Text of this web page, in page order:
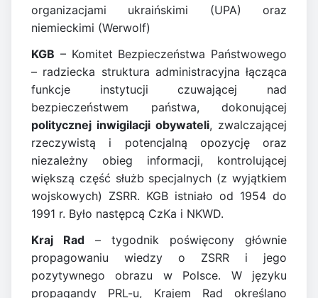
organizacjami ukraińskimi (UPA) oraz
niemieckimi (Werwolf)
KGB – Komitet Bezpieczeństwa Państwowego
– radziecka struktura administracyjna łącząca
funkcje instytucji czuwającej nad
bezpieczeństwem państwa, dokonującej
politycznej inwigilacji obywateli, zwalczającej
rzeczywistą i potencjalną opozycję oraz
niezależny obieg informacji, kontrolującej
większą część służb specjalnych (z wyjątkiem
wojskowych) ZSRR. KGB istniało od 1954 do
1991 r. Było następcą CzKa i NKWD.
Kraj Rad – tygodnik poświęcony głównie
propagowaniu wiedzy o ZSRR i jego
pozytywnego obrazu w Polsce. W języku
propagandy PRL-u, Krajem Rad określano